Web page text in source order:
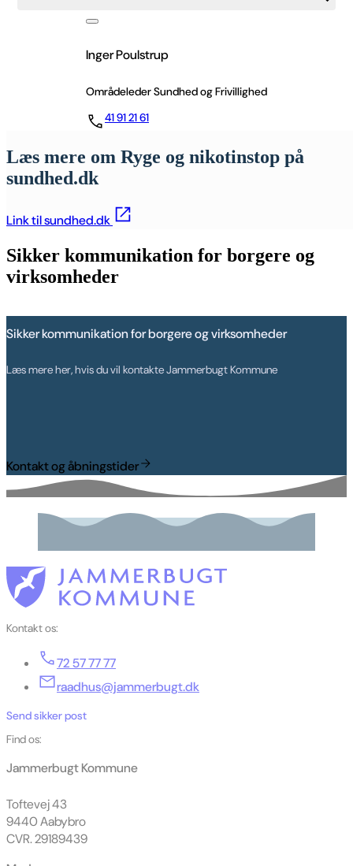
Inger Poulstrup
Områdeleder Sundhed og Frivillighed
41 91 21 61
Læs mere om Ryge og nikotinstop på
sundhed.dk
Link til sundhed.dk
Sikker kommunikation for borgere og
virksomheder
Sikker kommunikation for borgere og virksomheder
Læs mere her, hvis du vil kontakte Jammerbugt Kommune
Kontakt og åbningstider
Kontakt os:
72 57 77 77
raadhus@jammerbugt.dk
Send sikker post
Find os:
Jammerbugt Kommune
Toftevej 43
9440 Aabybro
CVR. 29189439